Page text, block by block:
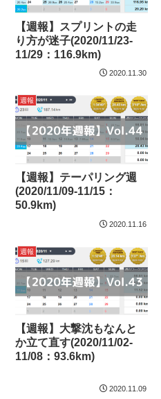
【週報】スプリントの走
り方が迷子(2020/11/23-
11/29：116.9km)
2020.11.30
週報
【週報】テーパリング週
(2020/11/09-11/15：
50.9km)
2020.11.16
週報
【週報】大撃沈もなんと
か立て直す(2020/11/02-
11/08：93.6km)
2020.11.09